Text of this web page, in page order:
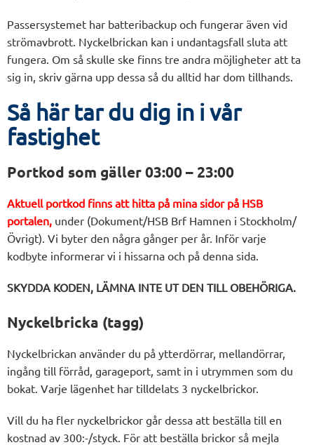
Passersystemet har batteribackup och fungerar även vid
strömavbrott. Nyckelbrickan kan i undantagsfall sluta att
fungera. Om så skulle ske finns tre andra möjligheter att ta
sig in, skriv gärna upp dessa så du alltid har dom tillhands.
Så här tar du dig in i vår
fastighet
Portkod som gäller 03:00 – 23:00
Aktuell portkod finns att hitta på mina sidor på HSB
portalen, under (Dokument/HSB Brf Hamnen i Stockholm/
Övrigt). Vi byter den några gånger per år. Inför varje
kodbyte informerar vi i hissarna och på denna sida.
SKYDDA KODEN, LÄMNA INTE UT DEN TILL OBEHÖRIGA.
Nyckelbricka (tagg)
Nyckelbrickan använder du på ytterdörrar, mellandörrar,
ingång till förråd, garageport, samt in i utrymmen som du
bokat. Varje lägenhet har tilldelats 3 nyckelbrickor.
Vill du ha fler nyckelbrickor går dessa att beställa till en
kostnad av 300:-/styck. För att beställa brickor så mejla